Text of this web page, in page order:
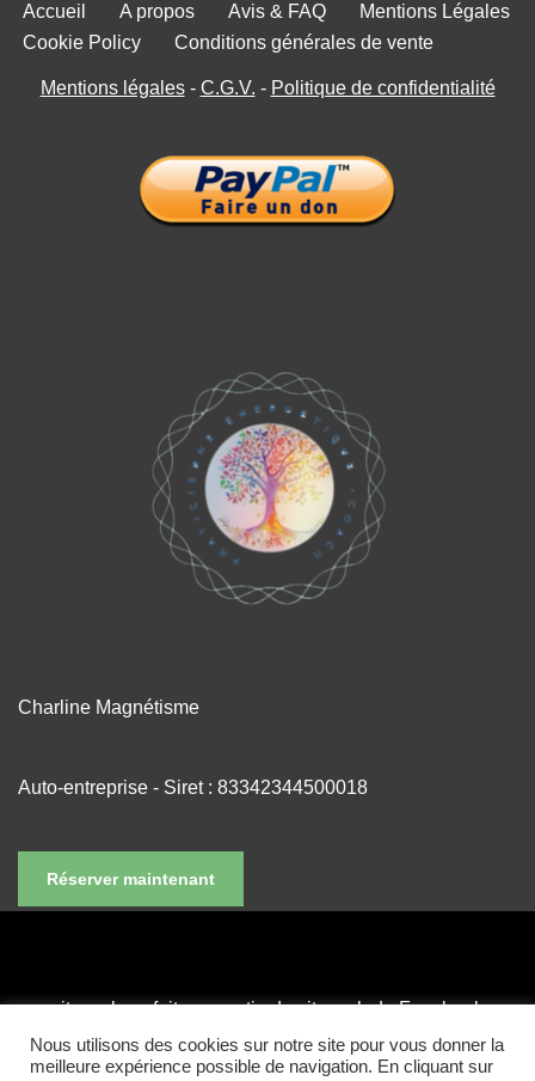
Accueil A propos Avis & FAQ
Mentions Légales
Cookie Policy
Conditions générales de vente
Mentions légales- C.G.V. - Politique de confidentialité
Charline Magnétisme
Auto-entreprise - Siret : 83342344500018
Réserver maintenant
ce site web ne fait pas partie du site web de Facebook ou
de Facebook Inc. et n'est en aucun cas soutenu par
Facebook. FACEBOOK est une marque de FACEBOOK,
Nous utilisons des cookies sur notre site pour vous donner la
meilleure expérience possible de navigation. En cliquant sur